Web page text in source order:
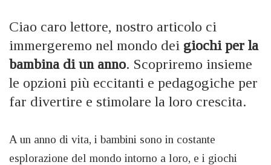
Ciao caro lettore, nostro articolo ci
immergeremo nel mondo dei giochi per la
bambina di un anno. Scopriremo insieme
le opzioni più eccitanti e pedagogiche per
far divertire e stimolare la loro crescita.
A un anno di vita, i bambini sono in costante
esplorazione del mondo intorno a loro, e i giochi